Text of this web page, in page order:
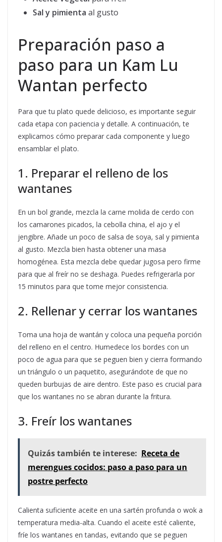
Sal y pimienta al gusto
Preparación paso a
paso para un Kam Lu
Wantan perfecto
Para que tu plato quede delicioso, es importante seguir
cada etapa con paciencia y detalle. A continuación, te
explicamos cómo preparar cada componente y luego
ensamblar el plato.
1. Preparar el relleno de los
wantanes
En un bol grande, mezcla la carne molida de cerdo con
los camarones picados, la cebolla china, el ajo y el
jengibre. Añade un poco de salsa de soya, sal y pimienta
al gusto. Mezcla bien hasta obtener una masa
homogénea. Esta mezcla debe quedar jugosa pero firme
para que al freír no se deshaga. Puedes refrigerarla por
15 minutos para que tome mejor consistencia.
2. Rellenar y cerrar los wantanes
Toma una hoja de wantán y coloca una pequeña porción
del relleno en el centro. Humedece los bordes con un
poco de agua para que se peguen bien y cierra formando
un triángulo o un paquetito, asegurándote de que no
queden burbujas de aire dentro. Este paso es crucial para
que los wantanes no se abran durante la fritura.
3. Freír los wantanes
Quizás también te interese: Receta de
merengues cocidos: paso a paso para un
postre perfecto
Calienta suficiente aceite en una sartén profunda o wok a
temperatura media-alta. Cuando el aceite esté caliente,
fríe los wantanes en tandas, evitando que se peguen